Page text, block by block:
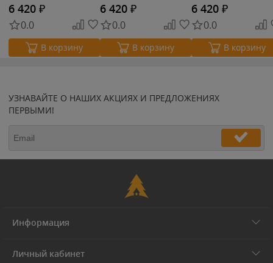
6 420 ₽
0.0
В корзину
6 420 ₽
0.0
В корзину
6 420 ₽
0.0
В корзину
УЗНАВАЙТЕ О НАШИХ АКЦИЯХ И ПРЕДЛОЖЕНИЯХ
ПЕРВЫМИ!
Информация
Личный кабинет